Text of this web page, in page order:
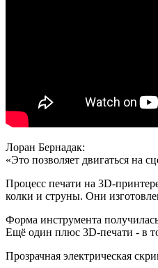
Лоран Бернадак:
«Это позволяет двигаться на
Процесс печати на 3D-
колки и струны. Они
Форма инструмента
Ещё один плюс 3D-печати - в
Прозрачная электрическая